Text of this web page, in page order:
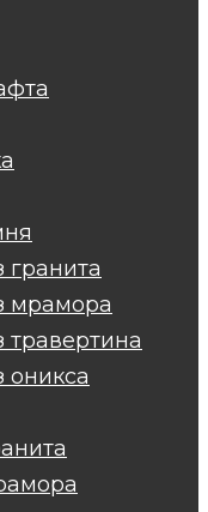
мрамора